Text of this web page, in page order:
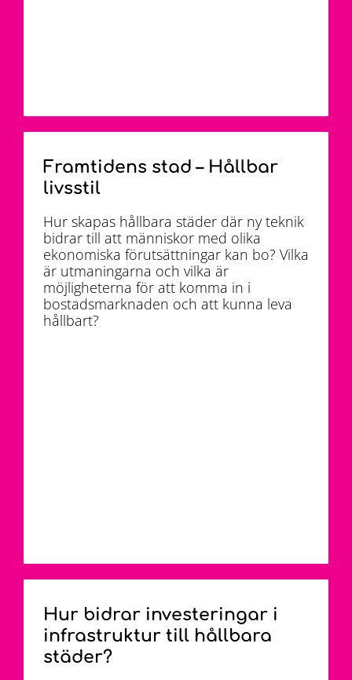
Framtidens stad – Hållbar
livsstil
Hur skapas hållbara städer där ny teknik
bidrar till att människor med olika
ekonomiska förutsättningar kan bo? Vilka
är utmaningarna och vilka är
möjligheterna för att komma in i
bostadsmarknaden och att kunna leva
hållbart?
Hur bidrar investeringar i
infrastruktur till hållbara
städer?